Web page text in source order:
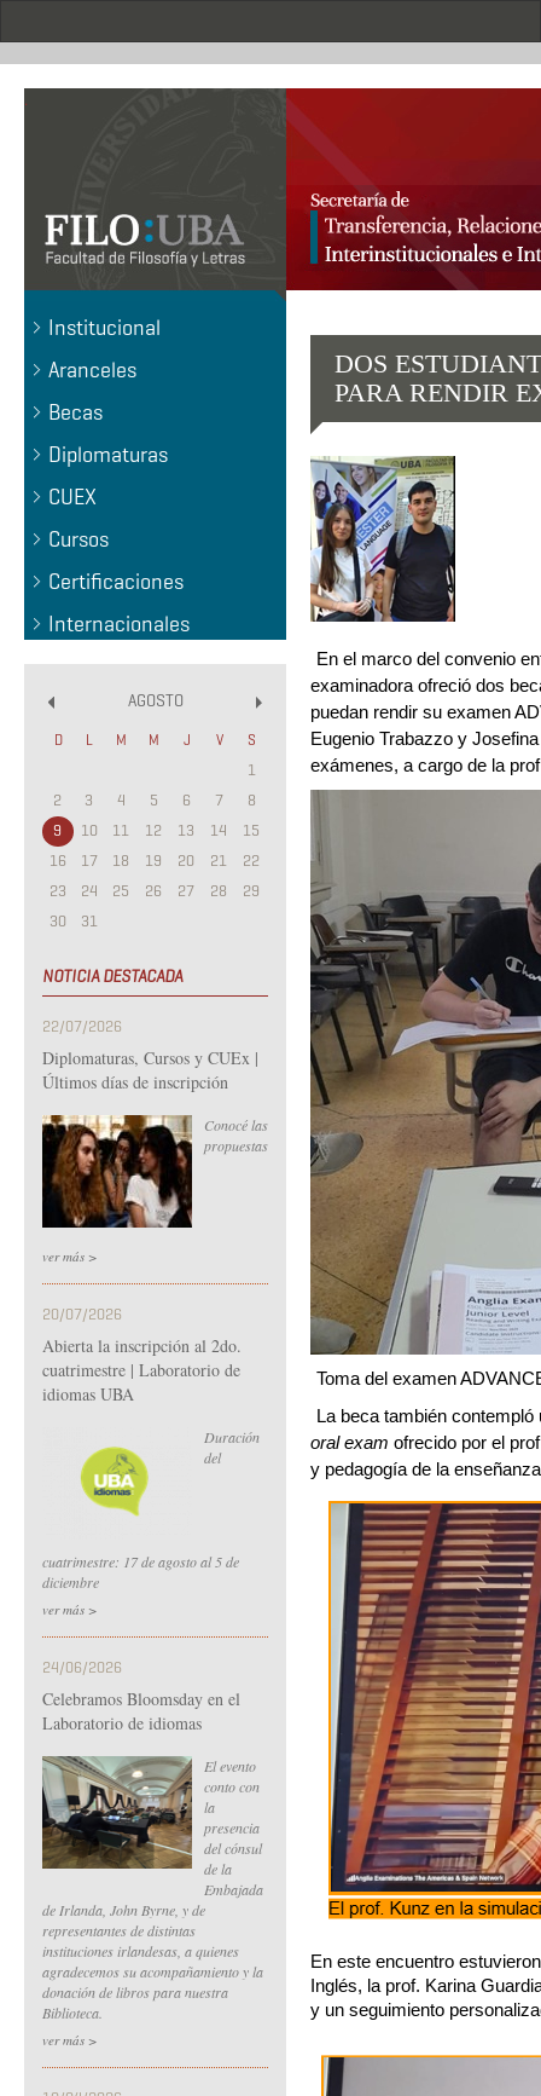
.
Institucional
Aranceles
Becas
Diplomaturas
CUEX
Cursos
Certificaciones
Internacionales
AGOSTO
D L M M J V S
1
2
3 4 5 6 7
8
9
10 11 12 13 14
15
16
17 18 19 20 21
22
23
24 25 26 27 28
29
30
31
NOTICIA DESTACADA
22/07/2026
Diplomaturas, Cursos y CUEx |
Últimos días de inscripción
Conocé las
propuestas
ver más >
20/07/2026
Abierta la inscripción al 2do.
cuatrimestre | Laboratorio de
idiomas UBA
Duración
del
cuatrimestre: 17 de agosto al 5 de
diciembre
ver más >
24/06/2026
Celebramos Bloomsday en el
Laboratorio de idiomas
El evento
conto con
la
presencia
del cónsul
de la
Embajada
de Irlanda, John Byrne, y de
representantes de distintas
instituciones irlandesas, a quienes
agradecemos su acompañamiento y la
donación de libros para nuestra
Biblioteca.
ver más >
DOS
PARA RENDIR
En el marco del convenio
examinadora ofreció dos
puedan rendir su examen
Eugenio Trabazzo y
exámenes, a cargo de la
Toma del examen
La beca también
oral exam ofrecido por el
y pedagogía de la
En este encuentro
Inglés, la prof. Karina
y un seguimiento